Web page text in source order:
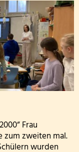
Klassenstufe 3
in der
zum
Frau
zum zweiten mal.
wurden